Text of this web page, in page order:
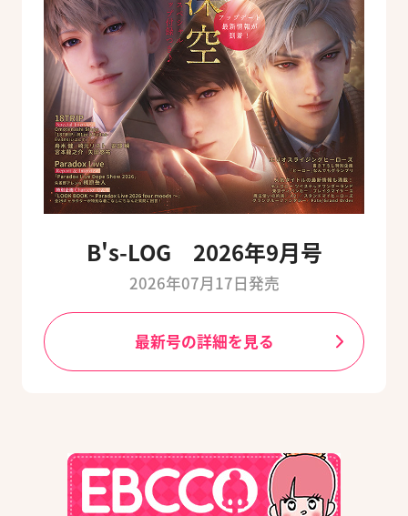
B's-LOG 2026年9月号
2026年07月17日発売
最新号の詳細を見る